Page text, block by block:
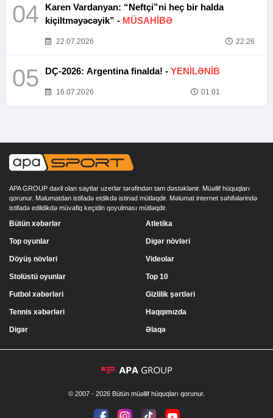
04
Karen Vardanyan: “Neftçi”ni heç bir halda
kiçiltməyəcəyik” - MÜSAHİBƏ
22.07.2026 22:26
05 DÇ-2026: Argentina finalda! - YENİLƏNİB
16.07.2026 01:01
APA GROUP daxil olan saytlar uzerlər tərəfindən tam dəstəklənir. Müəllif hüquqları
qorunur. Məlumatdan istifadə etdikdə istinad mütləqdir. Məlumat internet səhifələrində
istifadə edildikdə müvafiq keçidin qoyulması mütləqdir.
Bütün xəbərlər
Top oyunlar
Döyüş növləri
Stolüstü oyunlar
Atletika
Digər növləri
Videolar
Top 10
Futbol xəbərləri
Tennis xəbərləri
Digər
Gizlilik şərtləri
Haqqımızda
Əlaqə
© 2007 - 2026 Bütün müəllif hüquqları qorunur.